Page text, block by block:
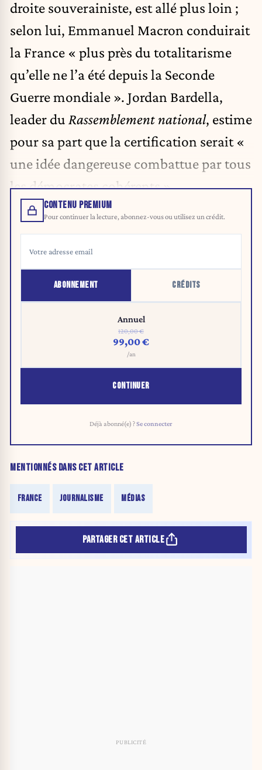
droite souverainiste, est allé plus loin ;
selon lui, Emmanuel Macron conduirait
la France « plus près du totalitarisme
qu’elle ne l’a été depuis la Seconde
Guerre mondiale ». Jordan Bardella,
leader du Rassemblement national, estime
pour sa part que la certification serait «
une idée dangereuse combattue par tous
les démocrates cohérents ».
CONTENU PREMIUM
Pour continuer la lecture, abonnez-vous ou utilisez un crédit.
ABONNEMENT CRÉDITS
Annuel
120,00 €
99,00 €
/an
CONTINUER
Déjà abonné(e) ?Se connecter
MENTIONNÉS DANS CET ARTICLE
FRANCE JOURNALISME MÉDIAS
PARTAGER CET ARTICLE